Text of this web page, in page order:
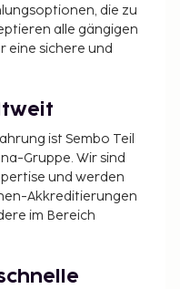
die zu
alle gängigen
eine sichere und
ist Sembo Teil
Gruppe. Wir sind
und werden
Akkreditierungen
im Bereich